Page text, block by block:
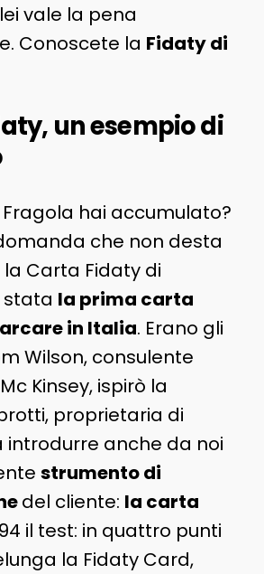
vale la pena
Conoscete la Fidaty di
un esempio di
Fragola hai accumulato?
che non desta
Carta Fidaty di
stata la prima carta
in Italia. Erano gli
Wilson, consulente
Kinsey, ispirò la
proprietaria di
introdurre anche da noi
strumento di
del cliente: la carta
il test: in quattro punti
la Fidaty Card,